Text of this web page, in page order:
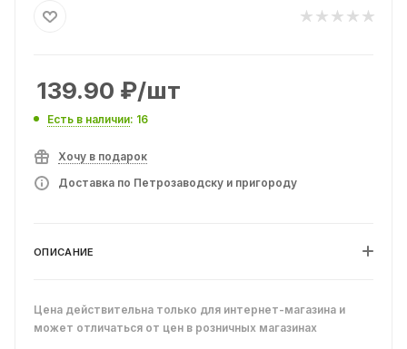
139.90 ₽/шт
Есть в наличии: 16
Хочу в подарок
Доставка по Петрозаводску и пригороду
ОПИСАНИЕ
Цена действительна только для интернет-магазина и
может отличаться от цен в розничных магазинах